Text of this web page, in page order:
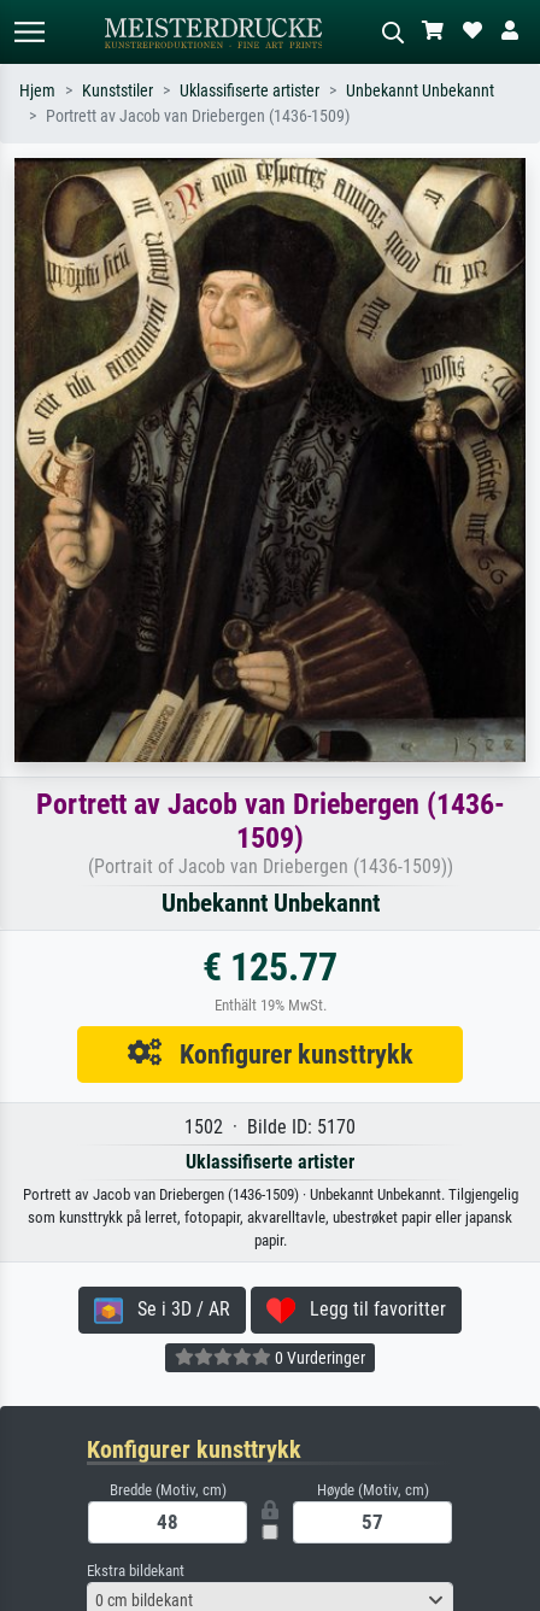
Søk etter kunstner, tittel eller stil – for
eksempel Monet, Stjernenatt,
impresjonisme, Hokusai-bølgen, akt.
Beskriv scenen – for eksempel grønn
eng, abstrakt med mye rødt, mørkt
oljemaleri, stående akt ved et tre.
Hjem Kunststiler Uklassifiserte artister
Unbekannt Unbekannt
Portrett av Jacob van Driebergen (1436-1509)
Portrett av Jacob van Driebergen (1436-
1509)
(Portrait of Jacob van Driebergen (1436-1509))
Unbekannt Unbekannt
€ 125.77
Enthält 19% MwSt.
Konfigurer kunsttrykk
1502 · Bilde ID: 5170
Uklassifiserte artister
Portrett av Jacob van Driebergen (1436-1509) · Unbekannt Unbekannt. Tilgjengelig
som kunsttrykk på lerret, fotopapir, akvarelltavle, ubestrøket papir eller japansk
papir.
Se i 3D / AR Legg til favoritter
0 Vurderinger
Konfigurer kunsttrykk
Bredde (Motiv, cm) Høyde (Motiv, cm)
Ekstra bildekant
0 cm bildekant